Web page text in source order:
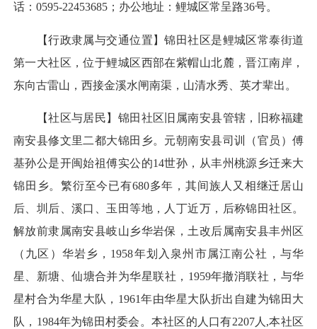
话：0595-22453685；办公地址：鲤城区常呈路36号。
【行政隶属与交通位置】锦田社区是鲤城区常泰街道
第一大社区，位于鲤城区西部在紫帽山北麓，晋江南岸，
东向古雷山，西接金溪水闸南渠，山清水秀、英才辈出。
【社区与居民】锦田社区旧属南安县管辖，旧称福建
南安县修文里二都大锦田乡。元朝南安县司训（官员）傅
基孙公是开闽始祖傅实公的14世孙，从丰州桃源乡迁来大
锦田乡。繁衍至今已有680多年，其间族人又相继迁居山
后、圳后、溪口、玉田等地，人丁近万，后称锦田社区。
解放前隶属南安县岐山乡华岩保，土改后属南安县丰州区
（九区）华岩乡，1958年划入泉州市属江南公社，与华
星、新塘、仙塘合并为华星联社，1959年撤消联社，与华
星村合为华星大队，1961年由华星大队折出自建为锦田大
队，1984年为锦田村委会。本社区的人口有2207人,本社区